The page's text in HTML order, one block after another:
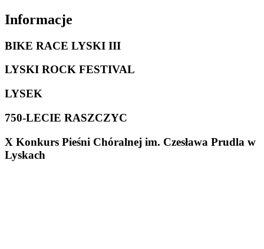
Informacje
BIKE RACE LYSKI III
LYSKI ROCK FESTIVAL
LYSEK
750-LECIE RASZCZYC
X Konkurs Pieśni Chóralnej im. Czesława Prudla w
Lyskach